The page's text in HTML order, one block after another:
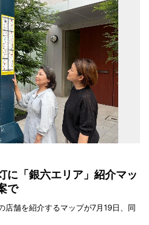
に「銀六エリア」紹介マッ
で
店舗を紹介するマップが7月19日、同